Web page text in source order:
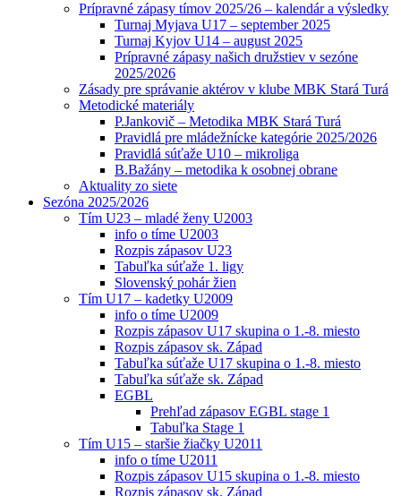
Prípravné zápasy tímov 2025/26 – kalendár a výsledky
Turnaj Myjava U17 – september 2025
Turnaj Kyjov U14 – august 2025
Prípravné zápasy našich družstiev v sezóne
2025/2026
Zásady pre správanie aktérov v klube MBK Stará Turá
Metodické materiály
P.Jankovič – Metodika MBK Stará Turá
Pravidlá pre mládežnícke kategórie 2025/2026
Pravidlá súťaže U10 – mikroliga
B.Bažány – metodika k osobnej obrane
Aktuality zo siete
Sezóna 2025/2026
Tím U23 – mladé ženy U2003
info o tíme U2003
Rozpis zápasov U23
Tabuľka súťaže 1. ligy
Slovenský pohár žien
Tím U17 – kadetky U2009
info o tíme U2009
Rozpis zápasov U17 skupina o 1.-8. miesto
Rozpis zápasov sk. Západ
Tabuľka súťaže U17 skupina o 1.-8. miesto
Tabuľka súťaže sk. Západ
EGBL
Prehľad zápasov EGBL stage 1
Tabuľka Stage 1
Tím U15 – staršie žiačky U2011
info o tíme U2011
Rozpis zápasov U15 skupina o 1.-8. miesto
Rozpis zápasov sk. Západ